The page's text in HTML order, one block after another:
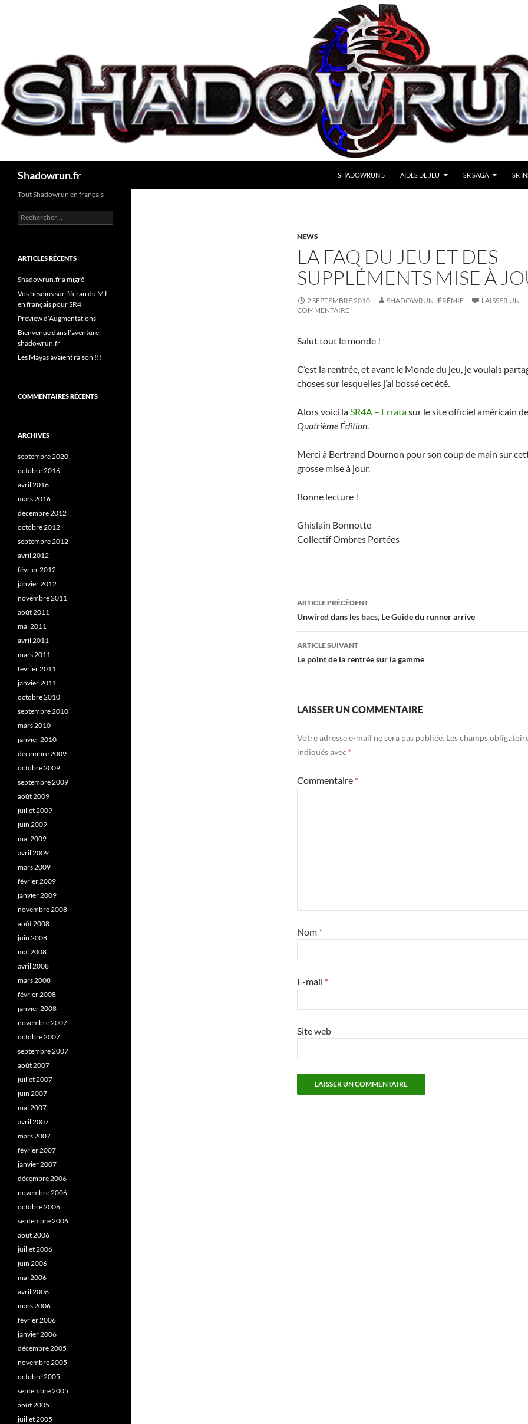
Shadowrun.fr SHADOWRUN 5 AIDES DE JEU SR SAGA SR
NEWS
LA FAQ DU JEU ET DES
SUPPLÉMENTS MISE À
2 SEPTEMBRE 2010 SHADOWRUN JÉRÉMIE
LAISSER UN
COMMENTAIRE
Salut tout le monde !
C’est la rentrée, et avant le Monde du jeu, je voulais
choses sur lesquelles j’ai bossé cet été.
Alors voici laSR4A – Erratasur le site officiel américain de
Quatrième Édition.
Merci à Bertrand Dournon pour son coup de main sur
grosse mise à jour.
Bonne lecture !
Ghislain Bonnotte
Collectif Ombres Portées
Navigation
des
articles
ARTICLE PRÉCÉDENT
Unwired dans les bacs, Le Guide du runner arrive
ARTICLE SUIVANT
Le point de la rentrée sur la gamme
LAISSER UN COMMENTAIRE
Votre adresse e-mail ne sera pas publiée. Les champs
indiqués avec *
Commentaire *
Nom *
E-mail *
Site web
Tout Shadowrun en français
Rechercher :
ARTICLES RÉCENTS
Shadowrun.fr a migré
Vos besoins sur l’écran du MJ
en français pour SR4
Preview d’Augmentations
Bienvenue dans l’aventure
shadowrun.fr
Les Mayas avaient raison !!!
COMMENTAIRES RÉCENTS
ARCHIVES
septembre 2020
octobre 2016
avril 2016
mars 2016
décembre 2012
octobre 2012
septembre 2012
avril 2012
février 2012
janvier 2012
novembre 2011
août 2011
mai 2011
avril 2011
mars 2011
février 2011
janvier 2011
octobre 2010
septembre 2010
mars 2010
janvier 2010
décembre 2009
octobre 2009
septembre 2009
août 2009
juillet 2009
juin 2009
mai 2009
avril 2009
mars 2009
février 2009
janvier 2009
novembre 2008
août 2008
juin 2008
mai 2008
avril 2008
mars 2008
février 2008
janvier 2008
novembre 2007
octobre 2007
septembre 2007
août 2007
juillet 2007
juin 2007
mai 2007
avril 2007
mars 2007
février 2007
janvier 2007
décembre 2006
novembre 2006
octobre 2006
septembre 2006
août 2006
juillet 2006
juin 2006
mai 2006
avril 2006
mars 2006
février 2006
janvier 2006
décembre 2005
novembre 2005
octobre 2005
septembre 2005
août 2005
juillet 2005